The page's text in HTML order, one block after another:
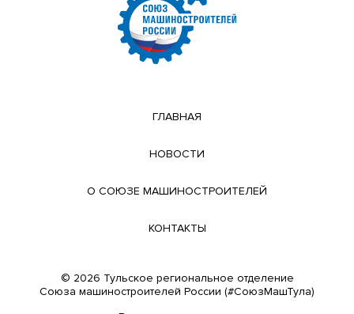
ГЛАВНАЯ
НОВОСТИ
О СОЮЗЕ МАШИНОСТРОИТЕЛЕЙ
КОНТАКТЫ
© 2026 Тульское региональное отделение
Cоюза машиностроителей России (#СоюзМашТула)